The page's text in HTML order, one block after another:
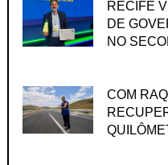
RECIFE
DE
NO
COM